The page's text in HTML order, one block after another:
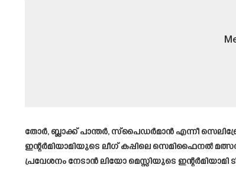
തോർ, ബ്ലാക്ക് പാന്തർ, സ്പൈഡർമാൻ എന്നീ
ഇന്റർമിയാമിയുടെ ലീഗ് കപ്പിലെ സെമിഫൈനൽ
പ്രവേശനം നേടാൻ ലിയോ മെസ്സിയുടെ ഇന്റർമിയാമി